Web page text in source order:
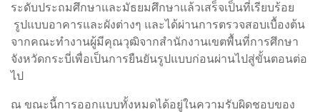
ระดับประถมศึกษาและมัธยมศึกษาแล้วเสร็จเป็นที่เรียบร้อย
รูปแบบอาคารและผังต่างๆ และได้ผ่านการตรวจสอบเบื้องต้น
จากคณะทำงานผู้มีคุณวุฒิจากสำนักงานเขตพื้นที่การศึกษา
จังหวัดกระบี่เพื่อเป็นการยืนยันรูปแบบก่อนผ่านไปสู่ขั้นตอนต่อ
ไป
ณ ขณะนี้การออกแบบทั้งหมดได้อยู่ในความรับผิดชอบของ